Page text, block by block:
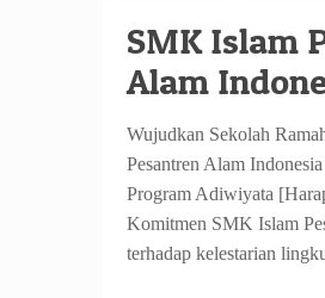
SMK Islam
Alam
Wujudkan Sekolah
Pesantren Alam
Program Adiwiyata
Komitmen SMK Islam
terhadap kelestarian